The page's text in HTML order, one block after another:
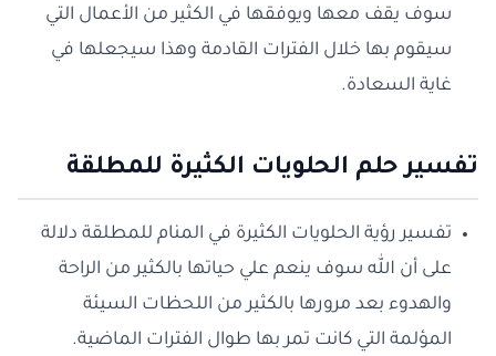
سوف يقف معها ويوفقها في الكثير من الأعمال التي
سيقوم بها خلال الفترات القادمة وهذا سيجعلها في
غاية السعادة.
تفسير حلم الحلويات الكثيرة للمطلقة
تفسير رؤية الحلويات الكثيرة في المنام للمطلقة دلالة
على أن الله سوف ينعم علي حياتها بالكثير من الراحة
والهدوء بعد مرورها بالكثير من اللحظات السيئة
المؤلمة التي كانت تمر بها طوال الفترات الماضية.